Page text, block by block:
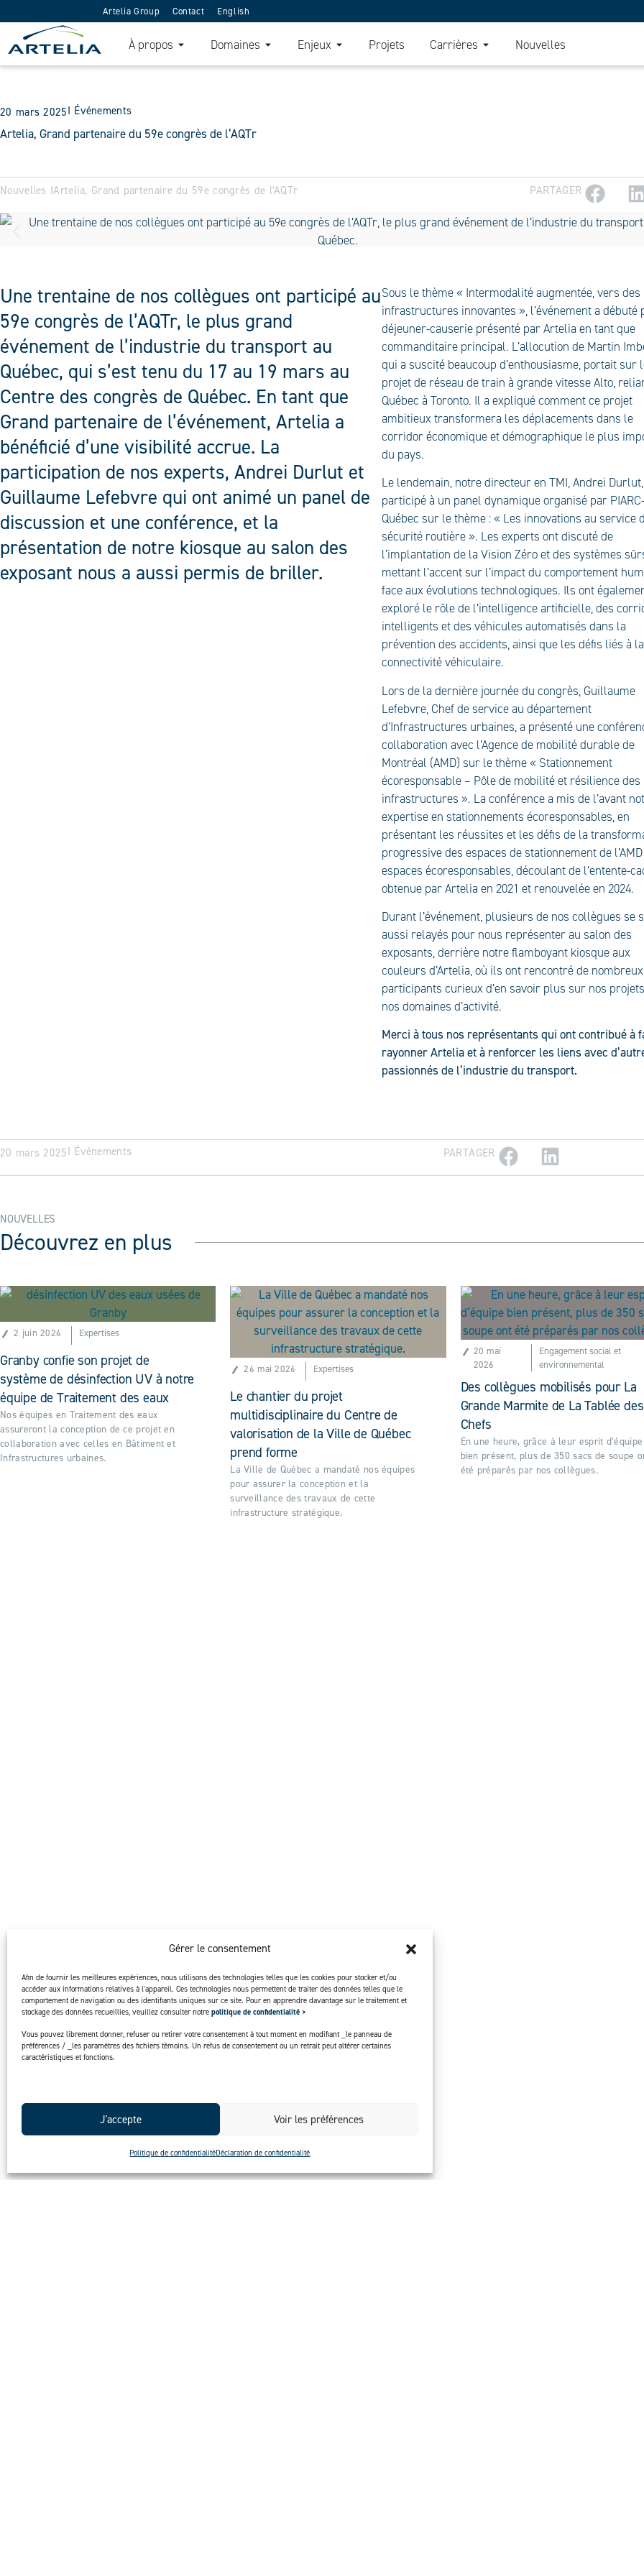
Gérer le consentement
Afin de fournir les meilleures expériences, nous utilisons des technologies telles que les cookies pour stocker et/ou
accéder aux informations relatives à l'appareil. Ces technologies nous permettent de traiter des données telles que le
comportement de navigation ou des identifiants uniques sur ce site. Pour en apprendre davantage sur le traitement et
stockage des données recueillies, veuillez consulter notre politique de confidentialité >
Vous pouvez librement donner, refuser ou retirer votre consentement à tout moment en modifiant _le panneau de
préférences / _les paramètres des fichiers témoins. Un refus de consentement ou un retrait peut altérer certaines
caractéristiques et fonctions.
J'accepte Voir les préférences
Politique de confidentialitéDéclaration de confidentialité
Artelia Group Contact English
À propos Domaines Enjeux Projets Carrières Nouvelles
20 mars 2025I Événements
Artelia, Grand partenaire du 59e congrès de l’AQTr
Nouvelles IArtelia, Grand partenaire du 59e congrès de l’AQTr PARTAGER
Une trentaine de nos collègues ont participé au
59e congrès de l’AQTr, le plus grand
événement de l’industrie du transport au
Québec, qui s’est tenu du 17 au 19 mars au
Centre des congrès de Québec. En tant que
Grand partenaire de l’événement, Artelia a
bénéficié d’une visibilité accrue. La
participation de nos experts, Andrei Durlut et
Guillaume Lefebvre qui ont animé un panel de
discussion et une conférence, et la
présentation de notre kiosque au salon des
exposant nous a aussi permis de briller.
Sous le thème « Intermodalité augmentée, vers des
infrastructures innovantes », l’événement a débuté
déjeuner-causerie présenté par Artelia en tant que
commanditaire principal. L’allocution de Martin
qui a suscité beaucoup d’enthousiasme, portait sur
projet de réseau de train à grande vitesse Alto,
Québec à Toronto. Il a expliqué comment ce projet
ambitieux transformera les déplacements dans le
corridor économique et démographique le plus
du pays.
Le lendemain, notre directeur en TMI, Andrei
participé à un panel dynamique organisé par
Québec sur le thème : « Les innovations au service
sécurité routière ». Les experts ont discuté de
l’implantation de la Vision Zéro et des systèmes
mettant l’accent sur l’impact du comportement
face aux évolutions technologiques. Ils ont
exploré le rôle de l’intelligence artificielle, des
intelligents et des véhicules automatisés dans la
prévention des accidents, ainsi que les défis liés à la
connectivité véhiculaire.
Lors de la dernière journée du congrès, Guillaume
Lefebvre, Chef de service au département
d’Infrastructures urbaines, a présenté une
collaboration avec l’Agence de mobilité durable de
Montréal (AMD) sur le thème « Stationnement
écoresponsable – Pôle de mobilité et résilience des
infrastructures ». La conférence a mis de l’avant
expertise en stationnements écoresponsables, en
présentant les réussites et les défis de la
progressive des espaces de stationnement de
espaces écoresponsables, découlant de l’entente-
obtenue par Artelia en 2021 et renouvelée en 2024.
Durant l’événement, plusieurs de nos collègues se
aussi relayés pour nous représenter au salon des
exposants, derrière notre flamboyant kiosque aux
couleurs d’Artelia, où ils ont rencontré de nombreux
participants curieux d’en savoir plus sur nos
nos domaines d’activité.
Merci à tous nos représentants qui ont contribué à
rayonner Artelia et à renforcer les liens avec
passionnés de l’industrie du transport.
20 mars 2025I Événements PARTAGER
NOUVELLES
Découvrez en plus
2 juin 2026 Expertises
Granby confie son projet de
système de désinfection UV à notre
équipe de Traitement des eaux
Nos équipes en Traitement des eaux
assureront la conception de ce projet en
collaboration avec celles en Bâtiment et
Infrastructures urbaines.
26 mai 2026 Expertises
Le chantier du projet
multidisciplinaire du Centre de
valorisation de la Ville de Québec
prend forme
La Ville de Québec a mandaté nos équipes
pour assurer la conception et la
surveillance des travaux de cette
infrastructure stratégique.
20 mai
2026
Engagement social et
environnemental
Des collègues mobilisés pour La
Grande Marmite de La Tablée des
Chefs
En une heure, grâce à leur esprit d’équipe
bien présent, plus de 350 sacs de soupe
été préparés par nos collègues.